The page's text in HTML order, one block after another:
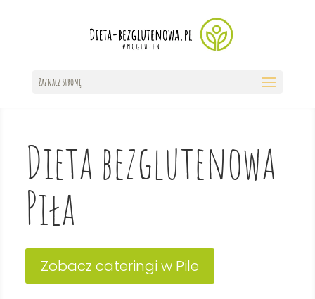
Zaznacz stronę
Dieta bezglutenowa
Piła
Zobacz cateringi w Pile